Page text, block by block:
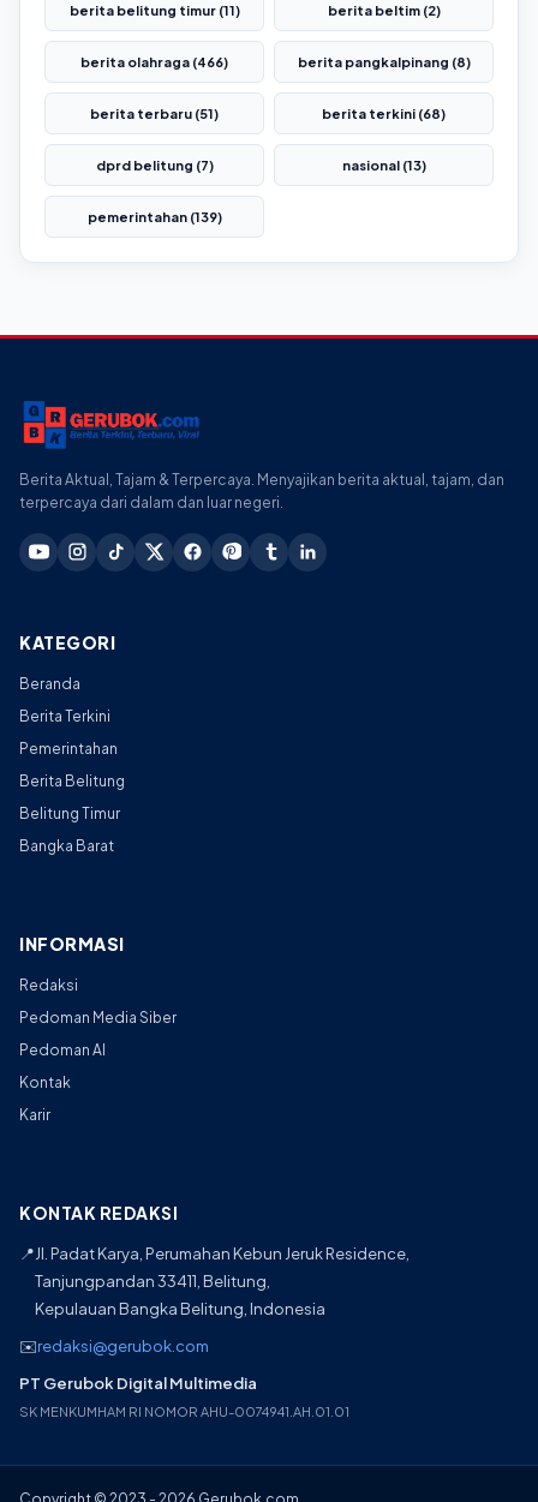
berita belitung timur (11) berita beltim (2)
berita olahraga (466) berita pangkalpinang (8)
berita terbaru (51) berita terkini (68)
dprd belitung (7) nasional (13)
pemerintahan (139)
Berita Aktual, Tajam & Terpercaya. Menyajikan berita aktual, tajam, dan
terpercaya dari dalam dan luar negeri.
KATEGORI
Beranda
Berita Terkini
Pemerintahan
Berita Belitung
Belitung Timur
Bangka Barat
INFORMASI
Redaksi
Pedoman Media Siber
Pedoman AI
Kontak
Karir
KONTAK REDAKSI
📍Jl. Padat Karya, Perumahan Kebun Jeruk Residence,
Tanjungpandan 33411, Belitung,
Kepulauan Bangka Belitung, Indonesia
✉️redaksi@gerubok.com
PT Gerubok Digital Multimedia
SK MENKUMHAM RI NOMOR AHU-0074941.AH.01.01